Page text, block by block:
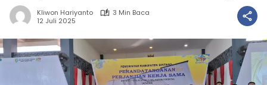
Kliwon Hariyanto
3 Min Baca
12 Juli 2025